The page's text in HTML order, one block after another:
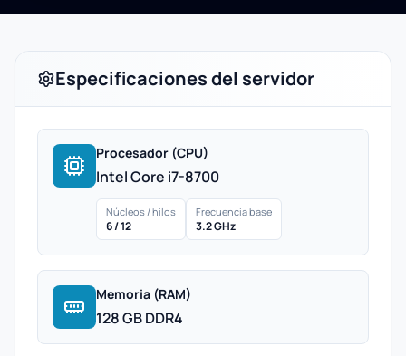
Especificaciones del servidor
Procesador (CPU)
Intel Core i7-8700
Núcleos / hilos
6 / 12
Frecuencia base
3.2 GHz
Memoria (RAM)
128 GB DDR4